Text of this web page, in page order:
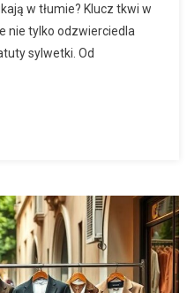
w tłumie? Klucz tkwi w
nie tylko odzwierciedla
sylwetki. Od